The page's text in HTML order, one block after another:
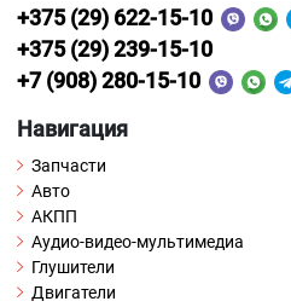
+375 (29) 622-15-10
+375 (29) 239-15-10
+7 (908) 280-15-10
Навигация
Запчасти
Авто
АКПП
Аудио-видео-мультимедиа
Глушители
Двигатели